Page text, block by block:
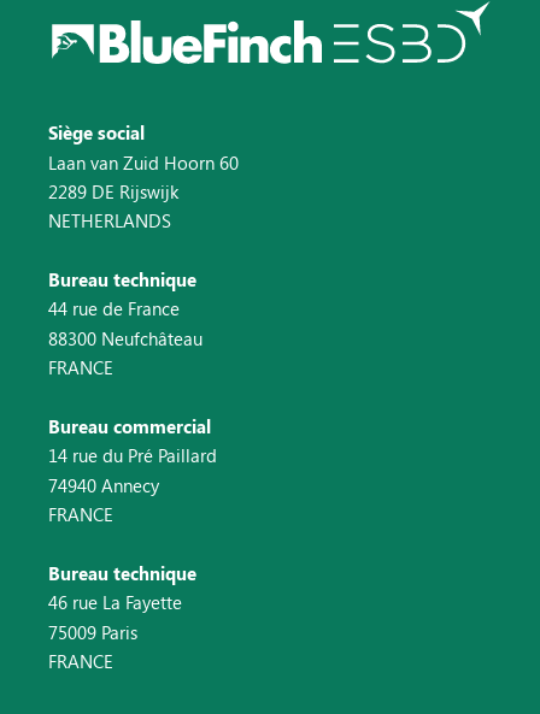
Siège social
Laan van Zuid Hoorn 60
2289 DE Rijswijk
NETHERLANDS
Bureau technique
44 rue de France
88300 Neufchâteau
FRANCE
Bureau commercial
14 rue du Pré Paillard
74940 Annecy
FRANCE
Bureau technique
46 rue La Fayette
75009 Paris
FRANCE